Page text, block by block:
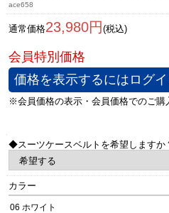
ace658
通常価格23,980円 (税込)
価格を表示するにはログ
◆スーツケースベルトを希望します
カラー
06 ホワイト